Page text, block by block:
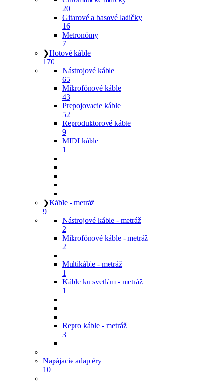
20
Gitarové a basové ladičky
16
Metronómy
7
❯Hotové káble
170
Nástrojové káble
65
Mikrofónové káble
43
Prepojovacie káble
52
Reproduktorové káble
9
MIDI káble
1
❯Káble - metráž
9
Nástrojové káble - metráž
2
Mikrofónové káble - metráž
2
Multikáble - metráž
1
Káble ku svetlám - metráž
1
Repro káble - metráž
3
Napájacie adaptéry
10